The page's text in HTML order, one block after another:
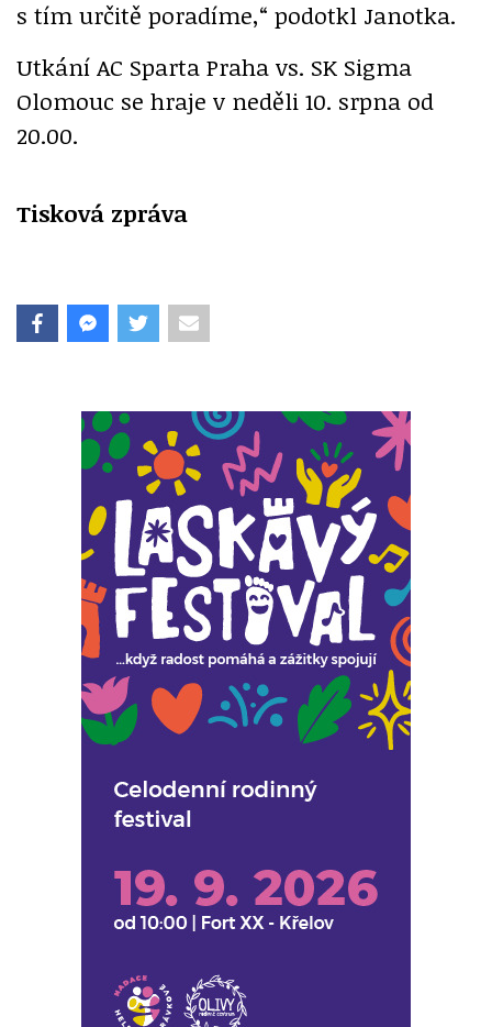
s tím určitě poradíme,“ podotkl Janotka.
Utkání AC Sparta Praha vs. SK Sigma
Olomouc se hraje v neděli 10. srpna od
20.00.
Tisková zpráva